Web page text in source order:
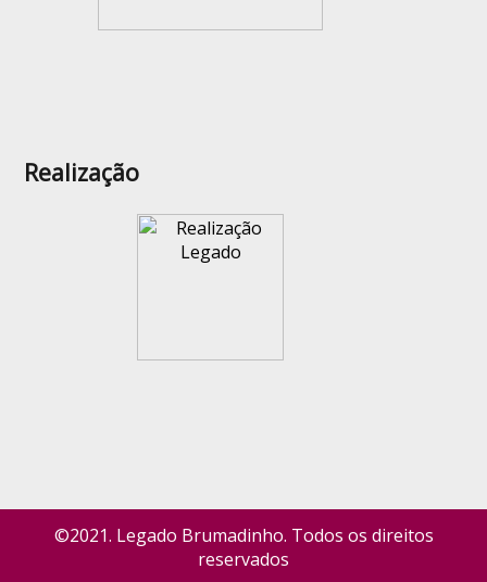
Realização
©2021. Legado Brumadinho. Todos os direitos
reservados